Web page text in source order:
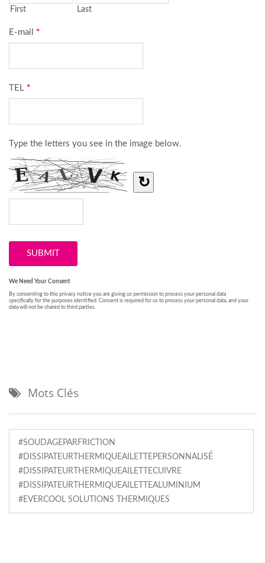
Mots Clés
#SOUDAGEPARFRICTION
#DISSIPATEURTHERMIQUEAILETTEPERSONNALISÉ
#DISSIPATEURTHERMIQUEAILETTECUIVRE
#DISSIPATEURTHERMIQUEAILETTEALUMINIUM
#EVERCOOL SOLUTIONS THERMIQUES